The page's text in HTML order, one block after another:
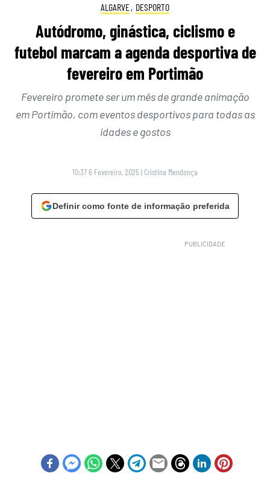
ALGARVE, DESPORTO
Autódromo, ginástica, ciclismo e
futebol marcam a agenda desportiva de
fevereiro em Portimão
Fevereiro promete ser um mês de grande animação
em Portimão, com eventos desportivos para todas as
idades e gostos
10:37 6 Fevereiro, 2025 | Cristina Mendonça
Definir como fonte de informação preferida